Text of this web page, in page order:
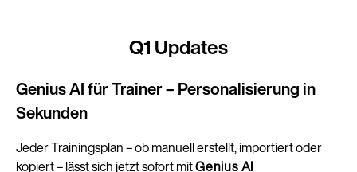
Q1 Updates
Genius AI für Trainer – Personalisierung in
Sekunden
Jeder Trainingsplan – ob manuell erstellt, importiert oder
kopiert – lässt sich jetzt sofort mitGenius AI